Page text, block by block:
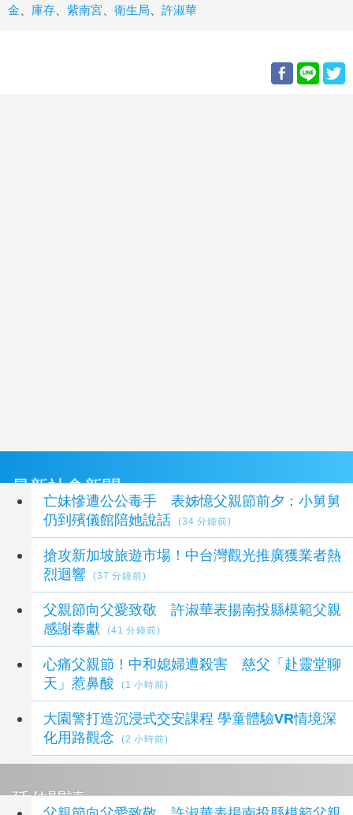
金
庫存 紫南宮 衛生局 許淑華
最新社會新聞
亡妹慘遭公公毒手 表姊憶父親節前夕：小舅舅
仍到殯儀館陪她說話
(34 分鐘前)
搶攻新加坡旅遊市場！中台灣觀光推廣獲業者熱
烈迴響
(37 分鐘前)
父親節向父愛致敬 許淑華表揚南投縣模範父親
感謝奉獻
(41 分鐘前)
心痛父親節！中和媳婦遭殺害 慈父「赴靈堂聊
天」惹鼻酸
(1 小時前)
大園警打造沉浸式交安課程 學童體驗VR情境深
化用路觀念
(2 小時前)
延伸閱讀